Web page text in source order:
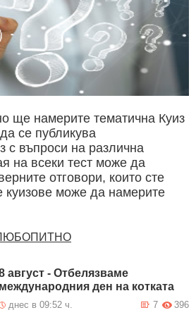
ще намерите тематична Куиз
се публикува
с въпроси на различна
на всеки тест може да
отговори, които сте
куизове може да намерите
август - Отбелязваме
международния ден на котката
днес в 09:52 ч. 396
7